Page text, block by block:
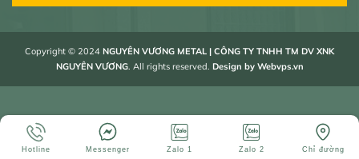
Copyright © 2024 NGUYÊN VƯƠNG METAL | CÔNG TY TNHH TM DV XNK
NGUYÊN VƯƠNG. All rights reserved. Design by Webvps.vn
Hotline Messenger Zalo 1 Zalo 2 Chỉ đường